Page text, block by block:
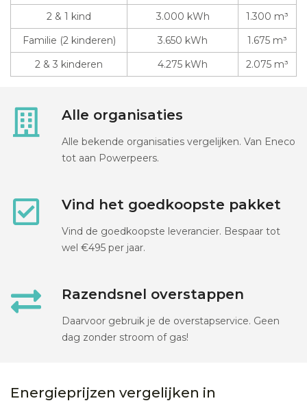
2 & 1 kind
3.000 kWh
1.300 m³
Familie (2 kinderen)
3.650 kWh
1.675 m³
2 & 3 kinderen
4.275 kWh 2.075 m³
Alle organisaties
Alle bekende organisaties vergelijken. Van Eneco
tot aan Powerpeers.
Vind het goedkoopste pakket
Vind de goedkoopste leverancier. Bespaar tot
wel €495 per jaar.
Razendsnel overstappen
Daarvoor gebruik je de overstapservice. Geen
dag zonder stroom of gas!
Energieprijzen vergelijken in